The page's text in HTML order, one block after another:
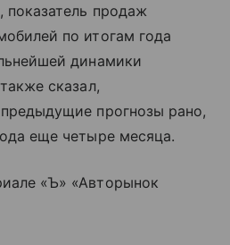
показатель продаж
по итогам года
динамики
сказал,
прогнозы рано,
еще четыре месяца.
«Ъ» «Авторынок